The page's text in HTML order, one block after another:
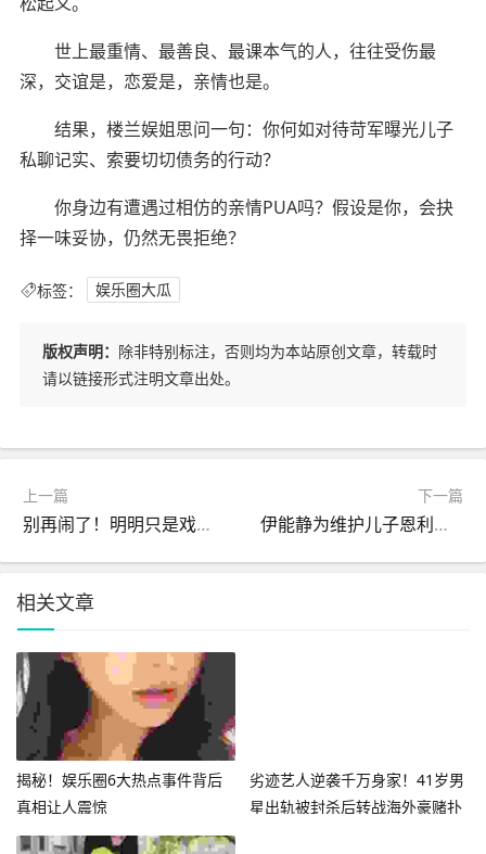
世上最重情、最善良、最课本气的人，往往受伤最
深，交谊是，恋爱是，亲情也是。
结果，楼兰娱姐思问一句：你何如对待苛军曝光儿子
私聊记实、索要切切债务的行动？
你身边有遭遇过相仿的亲情PUA吗？假设是你，会抉
择一味妥协，仍然无畏拒绝？
标签： 娱乐圈大瓜
版权声明： 除非特别标注，否则均为本站原创文章，转载时
请以链接形式注明文章出处。
上一篇
别再闹了！明明只是戏子偏耍大牌摆谱这4位明星真够丢人的
下一篇
伊能静为维护儿子恩利暗指网友们是老登连带秦昊过往言论被扒
相关文章
揭秘！娱乐圈6大热点事件背后
真相让人震惊
劣迹艺人逆袭千万身家！41岁男
星出轨被封杀后转战海外豪赌扑